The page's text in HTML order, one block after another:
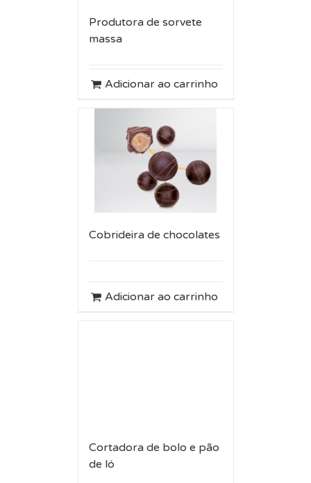
Produtora de sorvete
massa
Adicionar ao carrinho
Cobrideira de chocolates
Adicionar ao carrinho
Cortadora de bolo e pão
de ló